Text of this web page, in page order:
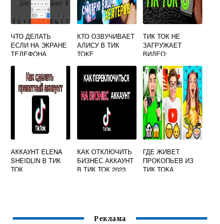
ЧТО ДЕЛАТЬ
ЕСЛИ НА ЭКРАНЕ
ТЕЛЕФОНА
НАДПИСИ ИЗ ТИК
ТОКА
КТО ОЗВУЧИВАЕТ
АЛИСУ В ТИК
ТОКЕ
ТИК ТОК НЕ
ЗАГРУЖАЕТ
ВИДЕО:
ПРОКЛЯТЬЕ?
АККАУНТ ELENA
SHEIDLIN В ТИК
ТОК
КАК ОТКЛЮЧИТЬ
БИЗНЕС АККАУНТ
В ТИК ТОК 2023
ГДЕ ЖИВЕТ
ПРОКОПЬЕВ ИЗ
ТИК ТОКА
Реклама